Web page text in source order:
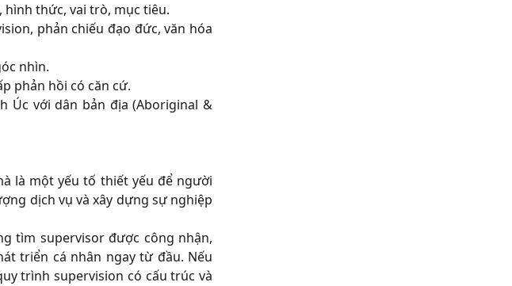
thức, vai trò, mục tiêu.
phản chiếu đạo đức, văn hóa
nhìn.
phản hồi có căn cứ.
Úc với dân bản địa (Aboriginal &
là một yếu tố thiết yếu để người
dịch vụ và xây dựng sự nghiệp
tìm supervisor được công nhận,
triển cá nhân ngay từ đầu. Nếu
trình supervision có cấu trúc và